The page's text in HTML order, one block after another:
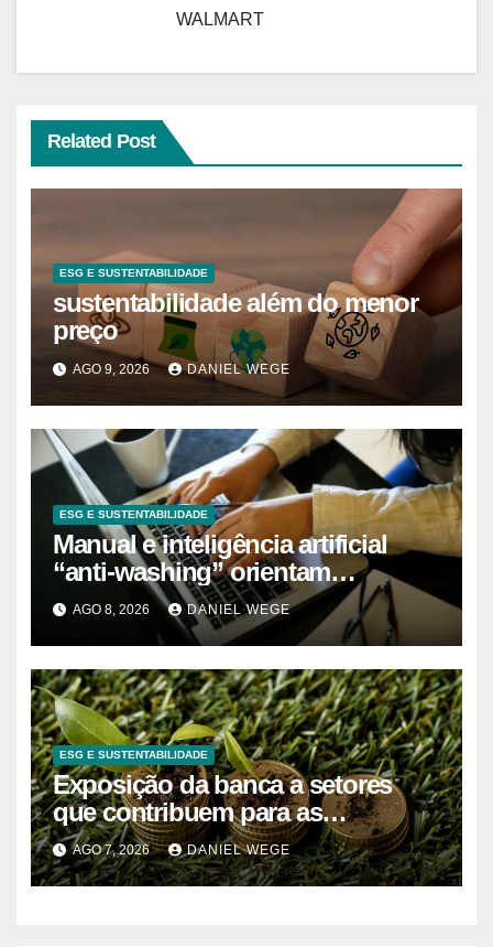
WALMART
Related Post
ESG E SUSTENTABILIDADE
sustentabilidade além do menor
preço
AGO 9, 2026 DANIEL WEGE
ESG E SUSTENTABILIDADE
Manual e inteligência artificial
“anti-washing” orientam
empresas
AGO 8, 2026 DANIEL WEGE
ESG E SUSTENTABILIDADE
Exposição da banca a setores
que contribuem para as
alterações climáticas mantém-se
nos 62%
AGO 7, 2026 DANIEL WEGE